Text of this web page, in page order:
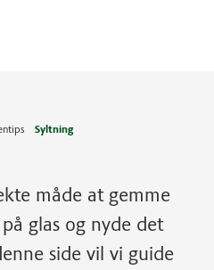
Syltning
måde at gemme
glas og nyde det
side vil vi guide